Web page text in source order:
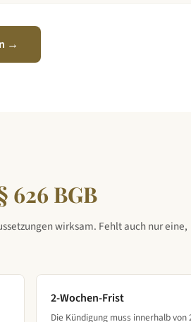
→
626 BGB
wirksam. Fehlt auch nur eine,
2-Wochen-Frist
Die Kündigung muss innerhalb von